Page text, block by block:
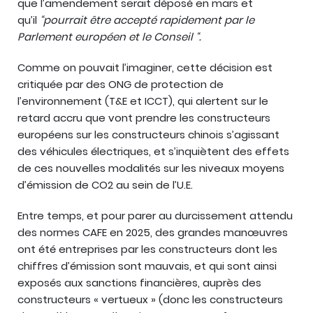
que l’amendement serait déposé en mars et
qu’il “pourrait être accepté rapidement par le
Parlement européen et le Conseil “.
Comme on pouvait l’imaginer, cette décision est
critiquée par des ONG de protection de
l’environnement (T&E et ICCT), qui alertent sur le
retard accru que vont prendre les constructeurs
européens sur les constructeurs chinois s’agissant
des véhicules électriques, et s’inquiètent des effets
de ces nouvelles modalités sur les niveaux moyens
d’émission de CO2 au sein de l’U.E.
Entre temps, et pour parer au durcissement attendu
des normes CAFE en 2025, des grandes manœuvres
ont été entreprises par les constructeurs dont les
chiffres d’émission sont mauvais, et qui sont ainsi
exposés aux sanctions financières, auprès des
constructeurs « vertueux » (donc les constructeurs